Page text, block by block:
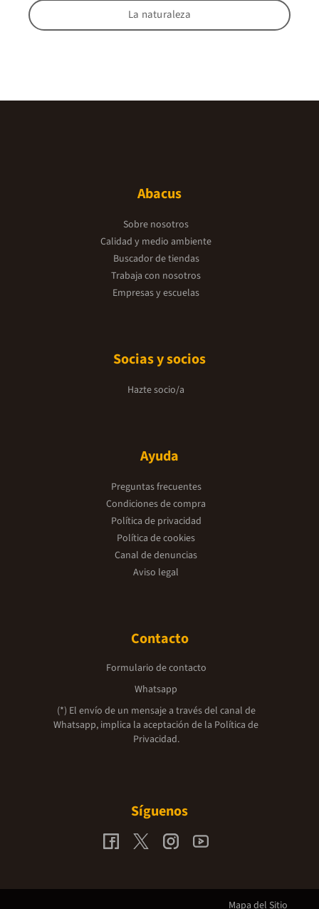
La naturaleza
Abacus
Sobre nosotros
Calidad y medio ambiente
Buscador de tiendas
Trabaja con nosotros
Empresas y escuelas
Socias y socios
Hazte socio/a
Ayuda
Preguntas frecuentes
Condiciones de compra
Política de privacidad
Política de cookies
Canal de denuncias
Aviso legal
Contacto
Formulario de contacto
Whatsapp
(*) El envío de un mensaje a través del canal de
Whatsapp, implica la aceptación de la Política de
Privacidad.
Síguenos
Mapa del Sitio